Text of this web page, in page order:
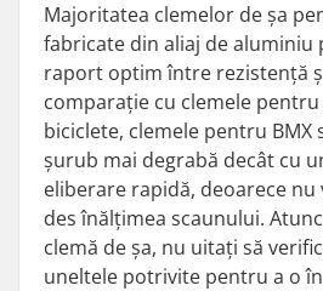
Majoritatea clemelor de șa
fabricate din aliaj de aluminiu
raport optim între rezistență
comparație cu clemele
biciclete, clemele pentru BMX
șurub mai degrabă decât cu
eliberare rapidă, deoarece
des înălțimea scaunului.
clemă de șa, nu uitați să
uneltele potrivite pentru a o